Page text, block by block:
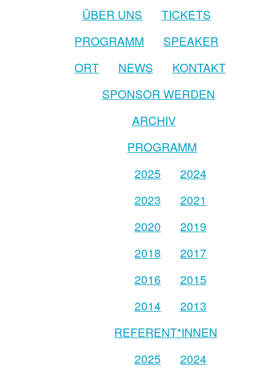
ÜBER UNS
TICKETS
PROGRAMM
SPEAKER
ORT
NEWS
KONTAKT
SPONSOR WERDEN
ARCHIV
PROGRAMM
2025
2024
2023
2021
2020
2019
2018
2017
2016
2015
2014
2013
REFERENT*INNEN
2025
2024